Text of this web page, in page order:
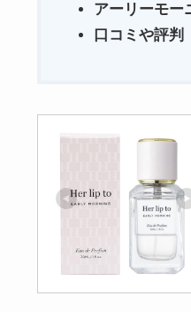
アーリーモー
口コミや評判